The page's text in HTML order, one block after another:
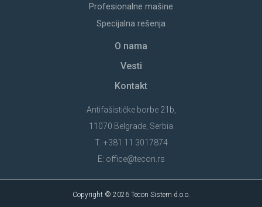
Profesionalne mašine
Specijalna rešenja
O nama
Vesti
Kontakt
Antifašističke borbe 21b,
11070 Belgrade, Serbia
T: +381 11 3017874
E: office@tecon.rs
Copyright © 2026 Tecon Sistem d.o.o.